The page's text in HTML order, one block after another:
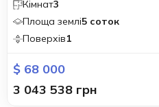
Кімнат3
Площа землі5 соток
Поверхів1
$ 68 000
3 043 538 грн